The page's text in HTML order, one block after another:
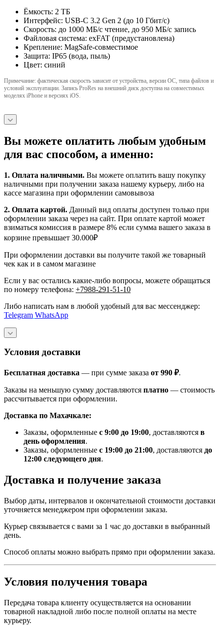
Ёмкость: 2 ТБ
Интерфейс: USB‑C 3.2 Gen 2 (до 10 Гбит/с)
Скорость: до 1000 МБ/с чтение, до 950 МБ/с запись
Файловая система: exFAT (предустановлена)
Крепление: MagSafe‑совместимое
Защита: IP65 (вода, пыль)
Цвет: синий
Примечание: фактическая скорость зависит от устройства, версии ОС, типа файлов и
условий эксплуатации. Запись ProRes на внешний диск доступна на совместимых
моделях iPhone и версиях iOS.
Вы можете оплатить любым удобным
для вас способом, а именно:
1. Оплата наличными. Вы можете оплатить вашу покупку
наличными при получении заказа нашему курьеру, либо на
кассе магазина при оформлении самовывоза
2. Оплата картой. Данный вид оплаты доступен только при
оформлении заказа через на сайт. При оплате картой может
взиматься комиссия в размере 8% если сумма вашего заказа в
корзине превышает 30.000₽
При оформлении доставки вы получите такой же товарный
чек как и в самом магазине
Если у вас остались какие-либо вопросы, можете обращаться
по номеру телефона: +7988-291-51-10
Либо написать нам в любой удобный для вас мессенджер:
Telegram WhatsApp
Условия доставки
Бесплатная доставка — при сумме заказа от 990 ₽.
Заказы на меньшую сумму доставляются платно — стоимость
рассчитывается при оформлении.
Доставка по Махачкале:
Заказы, оформленные с 9:00 до 19:00, доставляются в
день оформления.
Заказы, оформленные с 19:00 до 21:00, доставляются до
12:00 следующего дня.
Доставка и получение заказа
Выбор даты, интервалов и окончательной стоимости доставки
уточняется менеджером при оформлении заказа.
Курьер связывается с вами за 1 час до доставки в выбранный
день.
Способ оплаты можно выбрать прямо при оформлении заказа.
Условия получения товара
Передача товара клиенту осуществляется на основании
товарной накладной либо после полной оплаты на месте
курьеру.